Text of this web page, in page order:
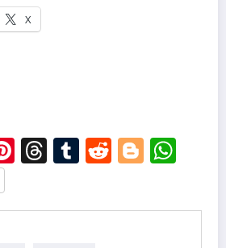
X
Pinterest
Threads
Tumblr
Reddit